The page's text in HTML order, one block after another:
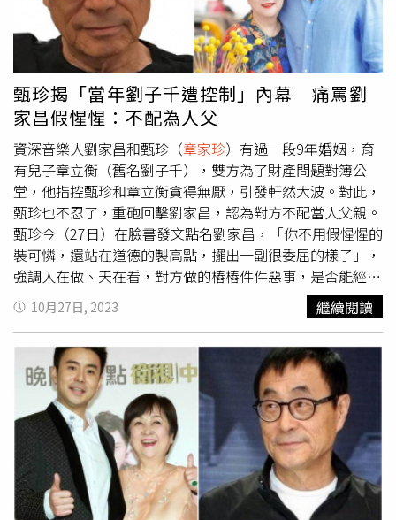
有他媽媽在身邊，無限的金援，愈變愈壞。讓他獨立，找到
美國M l 音樂訓練班，去學音樂。中間我特別找機會，飛到
美國去看他，跟他單獨相處。他媽媽不在，的確好多了。一
年後又回來了，華納發行我的老歌，成績不錯。也簽了劉子
千為新人，我有了希望。為了他要出道，我把世界巡迴演唱
會全推掉。我宣告退休，全力培養他。
能再賺錢了。一反常態，原型畢露。他們剛搬到南灣新房
子，有一天叫安妮姐，送了五萬港幣，一萬人民幣來。我問
這是幹什麽？是章家珍給你的生活費，我氣的丟在地上。天
啊，世上真有這様現實的人嗎？她霸佔我財產，再也不聽指
揮了。 我龍虎山公司的項目等於垮了。她太低估我了，以
我的做人和信譽和努力，能讓項目爛尾嗎？我要做給她看，
用成功來教訓她，讓他後悔。劉子千第一張唱片錄了很久，
非常難產。我是專業的，當然知道年輕人跟我們的音樂的差
異，從不參與。從台灣大陸錄到美國。就是完成不了。唱片
公司是有排期的，有預算的。吳敦叔幫忙，把他的歌「玫
瑰」放到他新片做主題曲。出版了成績平平。唱片公司不賺
錢是不會再積極的。他一不順心，有他媽媽撐腰，又開始酗
酒罵人，原形畢露。吳敦、仲明，建議讓他交個女朋友。或
把他捧紅，有媒體監督會變好。吳敦介紹了公司裡一個女
孩。我非常滿意，兩人感情也很好。 章家珍，怕他跟女朋友
跑了，開始百般挑撥，沒人格的編造說，算命的算出。她女
朋友剋了他的前途，紅不起來。就這樣活生生的拆散了這段
年青人的感情。我忍不住的，駡她太沒人性。太卑鄙。女孩
沒有廉恥的母親，在沒有是非對錯的教育下，活生生地毀了
孩子，「陪著兒子到北京做宣傳，在旅館竟幫兒子叫妓，這
是做母親能幹的事？」當時北京的宣傳打給他的助手，他才
得知此事，「這種事鬧出來會身敗名裂，一個無知的女人竟
幹岀這種違反人倫下流的事」。劉家昌坦言，以前很少提家
務事，因為家人太醜陋了，如今發現被傷害，決定出面戳破
謊言，強調自己根本不屑爭家產，「實在太小看我了，我如
果在乎錢，戶頭就不會用她一個人的名字，我連字都懶得
簽」，最後更宣布，法律訴訟贏回的每一分錢，都捐作公
益。對此，章立衡在臉書指出，針對劉家昌想透過誣陷他和
他母親搞敲詐與勒索，直言是痴人做夢，「我母親已表達的
很清楚，法律程式一定走完！」絕不退讓。章立衡臉書原
文。（圖／翻攝自章立衡臉書）
甄珍揭「當年劉子千遭控制」內幕 痛罵劉
家昌假惺惺：不配為人父
資深音樂人劉家昌和甄珍（章家珍）有過一段9年婚姻，育
有兒子章立衡（舊名劉子千），雙方為了財產問題對簿公
堂，他指控甄珍和章立衡貪得無厭，引發軒然大波。對此，
甄珍也不忍了，重砲回擊劉家昌，認為對方不配當人父親。
甄珍今（27日）在臉書發文點名劉家昌，「你不用假惺惺的
裝可憐，還站在道德的製高點，擺出一副很委屈的樣子」，
強調人在做、天在看，對方做的樁樁件件惡事，是否能經得
起良心的拷問，和事實的檢驗。時間回到2007年8月，甄珍
花500萬美元投資公司，委託劉家昌管理，對方卻說是借他
的錢出資，「我有銀行流水紀錄，你能拿出證據來嗎，你有
能力還錢嗎？」沒想到，4年後劉家昌借土地變更之名，從
香港拿走公司公章霸佔不還，還偽造她的簽名，變更董事長
和財務總監的人選，所幸經過多年努力，在2021年5月終於
拿回公司。然而，劉家昌在交還公司公章前，竟故意安排簽
署借款合約，讓公司莫須有地背負8000萬餘元的債務，還
把財務賬簿藏起來，逼得甄珍報警才拿回來。這時才恍然大
悟，從2007年投資公司到拿回公司，劉家昌把所有東西都
賣了，只留下一屁股債。更氣人的是，劉家昌管理公司期
10月27日, 2023 繼續閱讀